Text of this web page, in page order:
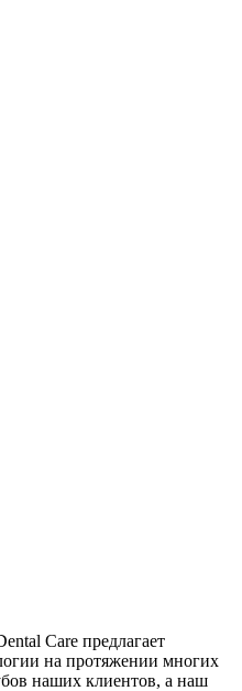
Care предлагает
на протяжении многих
наших клиентов, а наш